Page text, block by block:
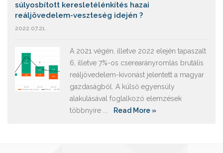
súlyosbított keresletélénkítés hazai
reáljövedelem-veszteség idején ?
2022.07.21.
A 2021 végén, illetve 2022 elején tapaszalt
6, illetve 7%-os cserearányromlás brutális
reáljövedelem-kivonást jelentett a magyar
gazdaságból. A külső egyensúly
alakulásával foglalkozó elemzések
többnyire ...
Read More »